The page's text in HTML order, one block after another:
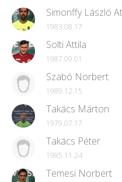
Simonffy László
1983.08.17
Solti Attila
1987.09.01
Szabó Norbert
1989.12.15
Takács Márton
1979.07.17
Takács Péter
1985.11.24
Temesi Norbert